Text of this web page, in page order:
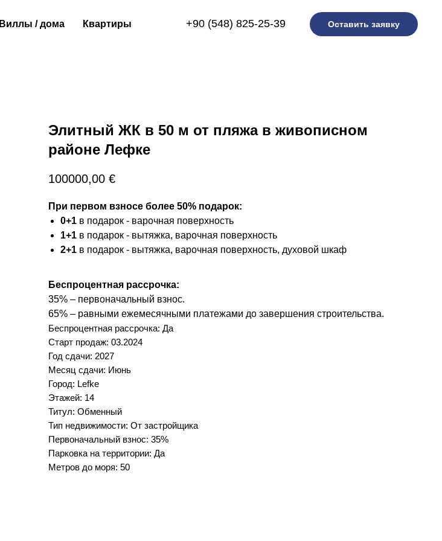
Виллы / дома Квартиры +90 (548) 825-25-39 Оставить заявку
Элитный ЖК в 50 м от пляжа в живописном
районе Лефке
100000,00 €
При первом взносе более 50% подарок:
0+1 в подарок - варочная поверхность
1+1 в подарок - вытяжка, варочная поверхность
2+1 в подарок - вытяжка, варочная поверхность, духовой шкаф
Беспроцентная рассрочка:
35% – первоначальный взнос.
65% – равными ежемесячными платежами до завершения строительства.
Беспроцентная рассрочка: Да
Старт продаж: 03.2024
Год сдачи: 2027
Месяц сдачи: Июнь
Город: Lefke
Этажей: 14
Титул: Обменный
Тип недвижимости: От застройщика
Первоначальный взнос: 35%
Парковка на территории: Да
Метров до моря: 50